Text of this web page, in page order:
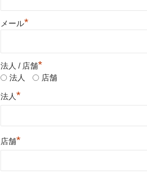
メール*
法人 / 店舗*
法人 店舗
法人 *
店舗*